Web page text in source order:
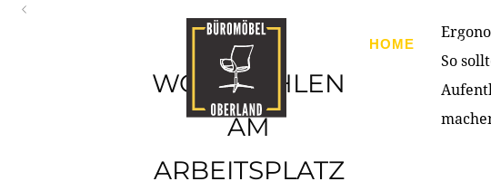
HOME
WOHLFÜHLEN
AM
ARBEITSPLATZ
So